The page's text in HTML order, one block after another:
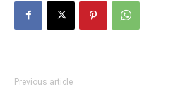
Previous article